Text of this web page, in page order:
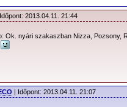
2013.04.11. 21:44
Ok. nyári szakaszban Nizza, Pozsony,
| Időpont: 2013.04.11. 21:07